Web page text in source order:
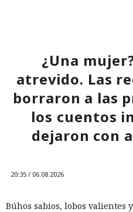
¿Una
atrevido. Las
borraron a las
los cuentos
dejaron con
20:35 / 06.08.2026
Búhos sabios, lobos valientes